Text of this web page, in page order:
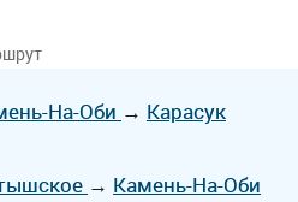
На-Оби → Карасук
→ Камень-На-Оби